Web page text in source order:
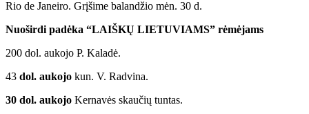
Rio de Janeiro. Grįšime balandžio mėn. 30 d.
Nuoširdi padėka “LAIŠKŲ LIETUVIAMS” rėmėjams
200 dol. aukojo P. Kaladė.
43 dol. aukojo kun. V. Radvina.
30 dol. aukojo Kernavės skaučių tuntas.